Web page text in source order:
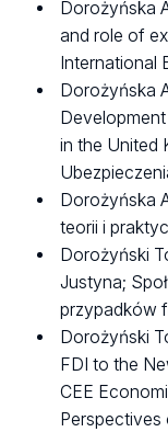
Dorożyńska
and role of
International
Dorożyńska
in the United
Dorożyńska
teorii i
Dorożyński
Justyna;
przypadków
Dorożyński
FDI to the
CEE
Perspectives